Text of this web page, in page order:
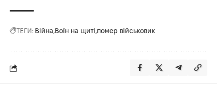
ТЕГИ: Війна Воїн на щиті помер військовик